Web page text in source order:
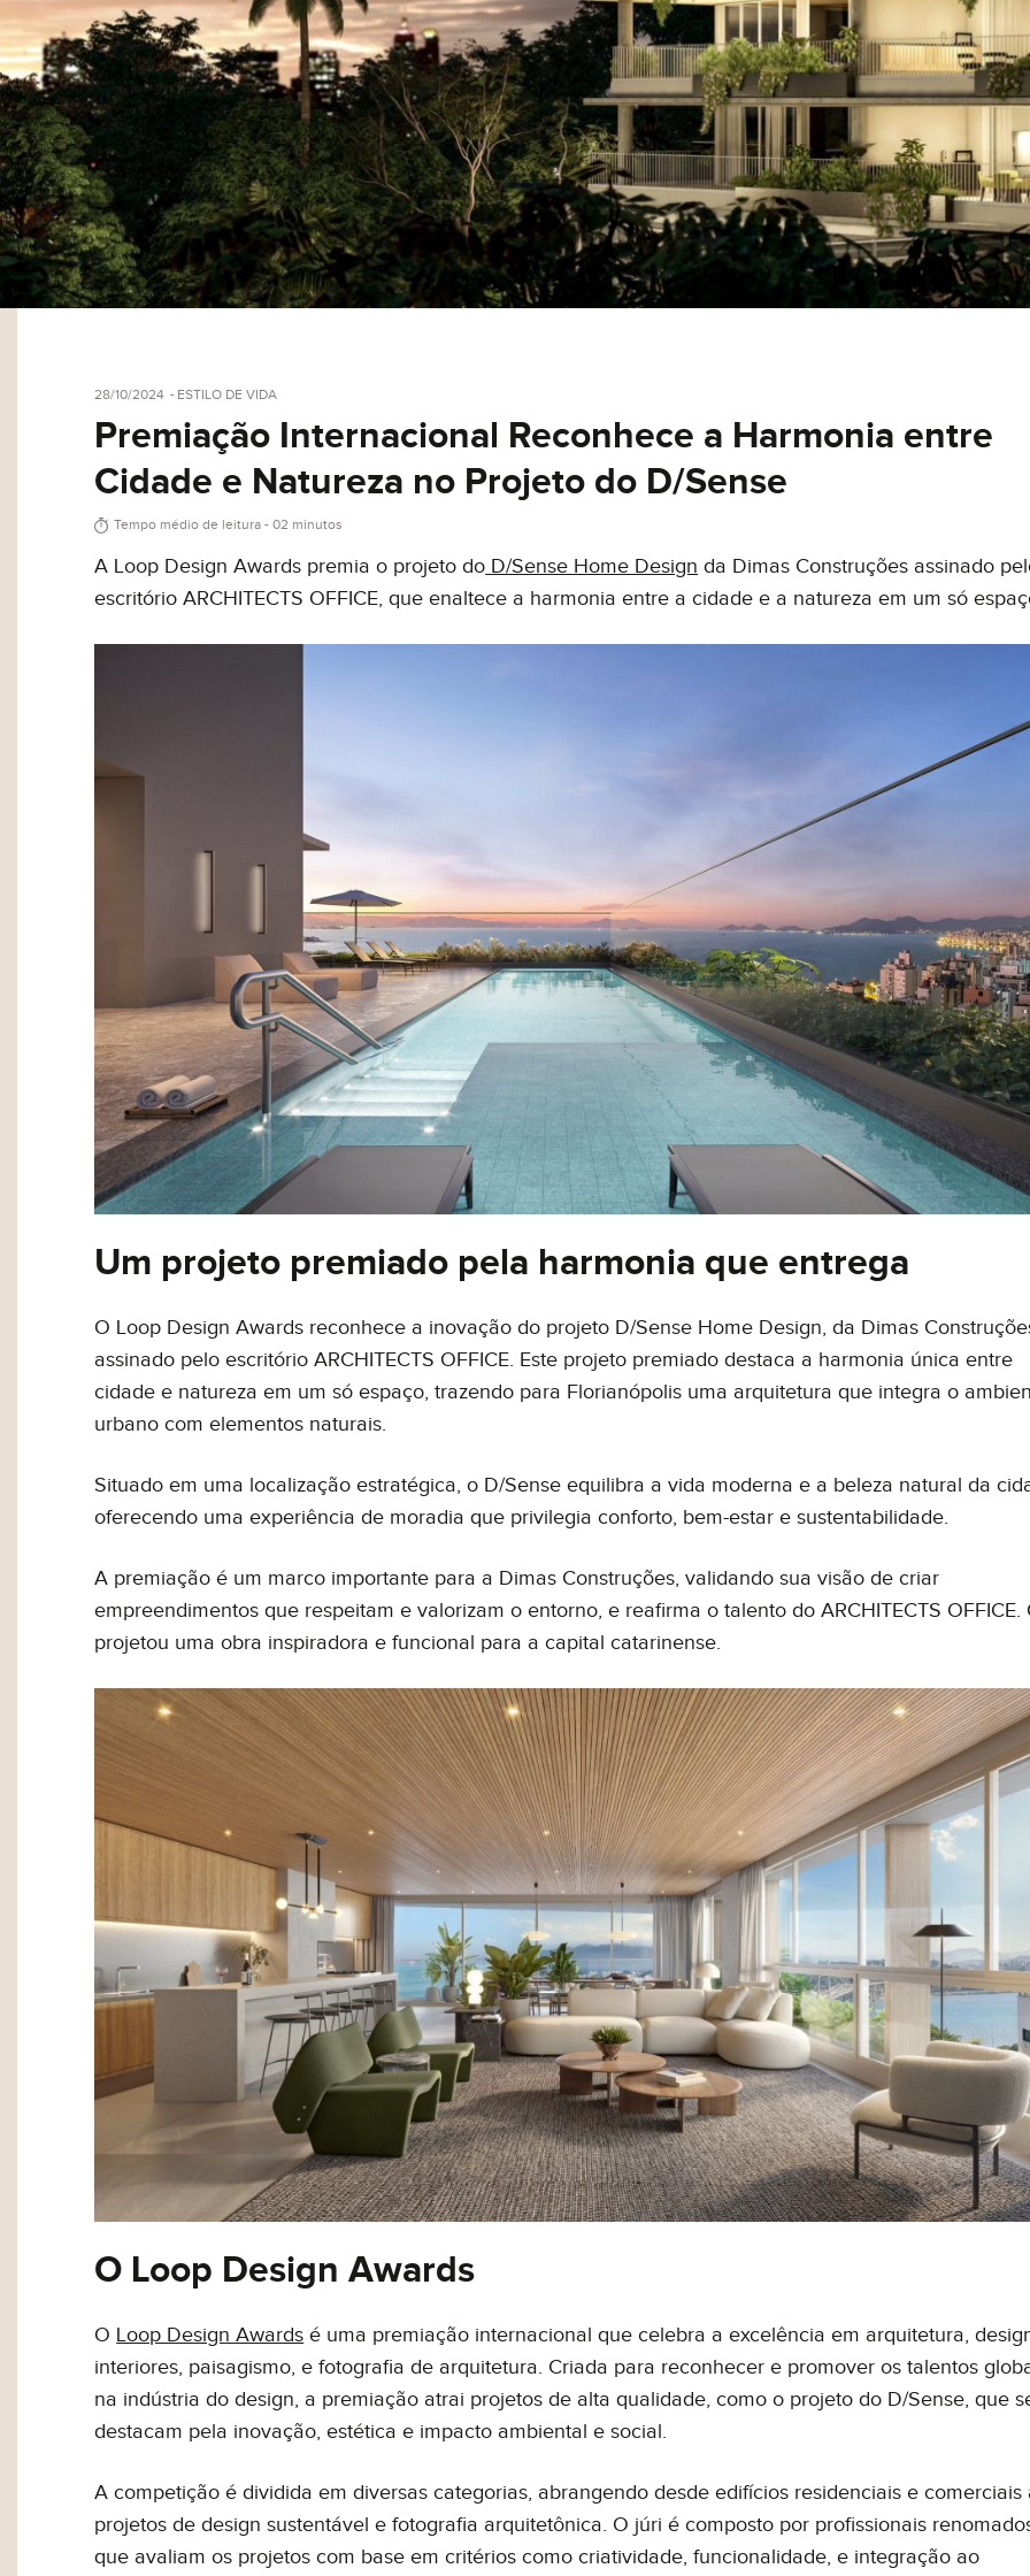
Inovação
Estilo de vida
Tecnologia
Nossa história
Olá, então, curtiu nosso conteúdo? Tem uma sugestão para nos dar? Quer fazer um elogio à
ou simplismente deseja entrar em contato com a gente? Fique a vontade.
Eu concordo em receber comunicações. Ao informar meus dados, eu concordo com a
28/10/2024 ESTILO DE VIDA
Premiação Internacional Reconhece a Harmonia entre
Cidade e Natureza no Projeto do D/Sense
Tempo médio de leitura - 02 minutos
A Loop Design Awards premia o projeto do D/Sense Home Design da Dimas Construções assinado
escritório ARCHITECTS OFFICE, que enaltece a harmonia entre a cidade e a natureza em um só
Um projeto premiado pela harmonia que entrega
O Loop Design Awards reconhece a inovação do projeto D/Sense Home Design, da Dimas
assinado pelo escritório ARCHITECTS OFFICE. Este projeto premiado destaca a harmonia única entre
cidade e natureza em um só espaço, trazendo para Florianópolis uma arquitetura que integra o
urbano com elementos naturais.
Situado em uma localização estratégica, o D/Sense equilibra a vida moderna e a beleza natural da
oferecendo uma experiência de moradia que privilegia conforto, bem-estar e sustentabilidade.
A premiação é um marco importante para a Dimas Construções, validando sua visão de criar
empreendimentos que respeitam e valorizam o entorno, e reafirma o talento do ARCHITECTS OFFICE.
projetou uma obra inspiradora e funcional para a capital catarinense.
O Loop Design Awards
O Loop Design Awards é uma premiação internacional que celebra a excelência em arquitetura,
interiores, paisagismo, e fotografia de arquitetura. Criada para reconhecer e promover os talentos
na indústria do design, a premiação atrai projetos de alta qualidade, como o projeto do D/Sense, que
destacam pela inovação, estética e impacto ambiental e social.
A competição é dividida em diversas categorias, abrangendo desde edifícios residenciais e comerciais
projetos de design sustentável e fotografia arquitetônica. O júri é composto por profissionais
que avaliam os projetos com base em critérios como criatividade, funcionalidade, e integração ao